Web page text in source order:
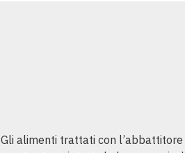
Gli alimenti trattati con